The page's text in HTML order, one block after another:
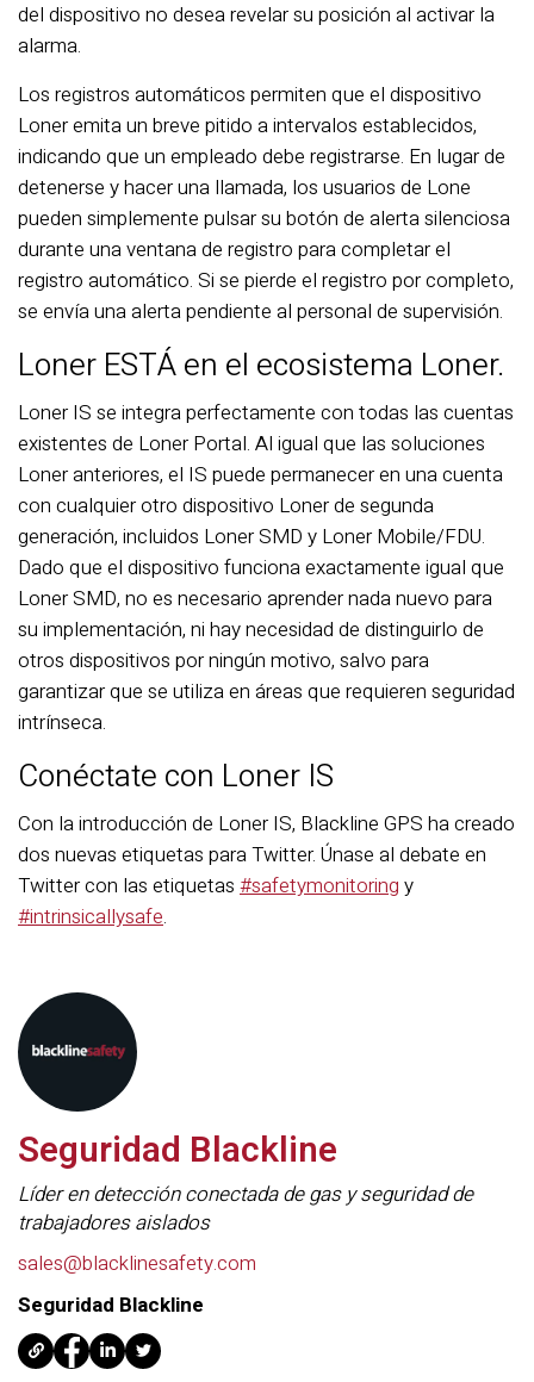
del dispositivo no desea revelar su posición al activar la
alarma.
Los registros automáticos permiten que el dispositivo
Loner emita un breve pitido a intervalos establecidos,
indicando que un empleado debe registrarse. En lugar de
detenerse y hacer una llamada, los usuarios de Lone
pueden simplemente pulsar su botón de alerta silenciosa
durante una ventana de registro para completar el
registro automático. Si se pierde el registro por completo,
se envía una alerta pendiente al personal de supervisión.
Loner ESTÁ en el ecosistema Loner.
Loner IS se integra perfectamente con todas las cuentas
existentes de Loner Portal. Al igual que las soluciones
Loner anteriores, el IS puede permanecer en una cuenta
con cualquier otro dispositivo Loner de segunda
generación, incluidos Loner SMD y Loner Mobile/FDU.
Dado que el dispositivo funciona exactamente igual que
Loner SMD, no es necesario aprender nada nuevo para
su implementación, ni hay necesidad de distinguirlo de
otros dispositivos por ningún motivo, salvo para
garantizar que se utiliza en áreas que requieren seguridad
intrínseca.
Conéctate con Loner IS
Con la introducción de Loner IS, Blackline GPS ha creado
dos nuevas etiquetas para Twitter. Únase al debate en
Twitter con las etiquetas #safetymonitoring y
#intrinsicallysafe.
Seguridad Blackline
Líder en detección conectada de gas y seguridad de
trabajadores aislados
sales@blacklinesafety.com
Seguridad Blackline